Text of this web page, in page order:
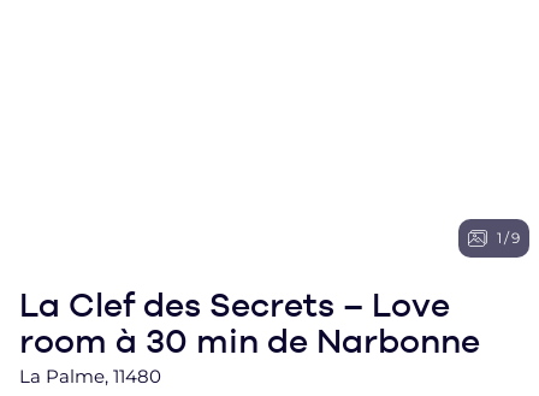
1 /9
La Clef des Secrets – Love
room à 30 min de Narbonne
La Palme, 11480